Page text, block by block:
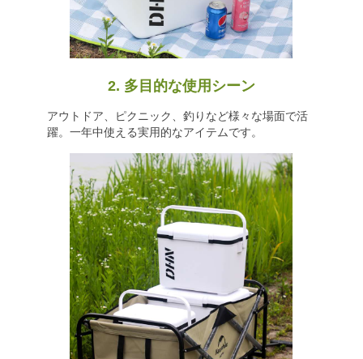
2. 多目的な使用シーン
アウトドア、ピクニック、釣りなど様々な場面で活
躍。一年中使える実用的なアイテムです。